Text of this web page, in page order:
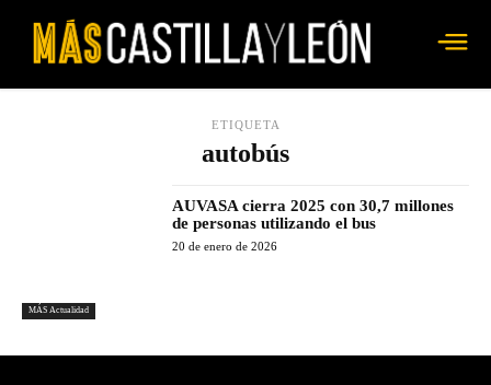
ETIQUETA
autobús
MÁS Actualidad
AUVASA cierra 2025 con 30,7 millones
de personas utilizando el bus
20 de enero de 2026